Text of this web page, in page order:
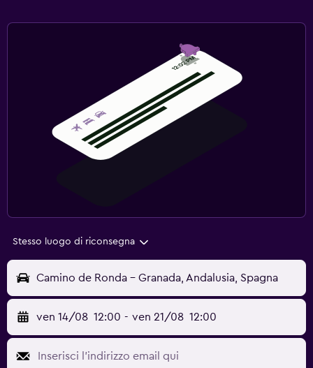
Stesso luogo di riconsegna
Camino de Ronda - Granada, Andalusia, Spagna
ven 14/08 12:00 - ven 21/08 12:00